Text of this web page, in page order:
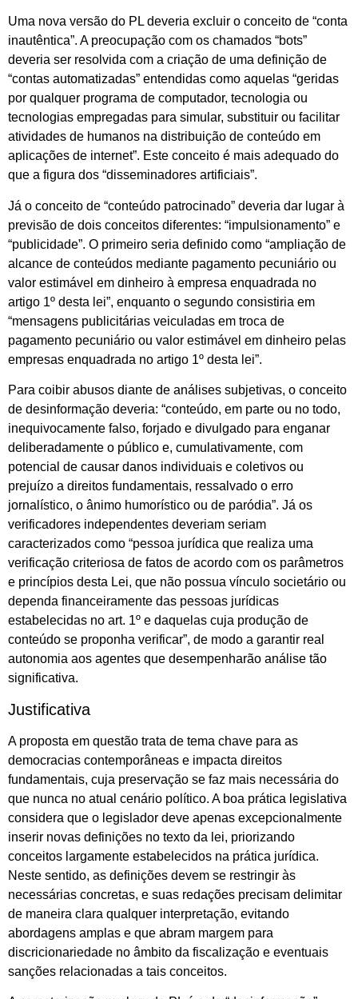
Uma nova versão do PL deveria excluir o conceito de “conta
inautêntica”. A preocupação com os chamados “bots”
deveria ser resolvida com a criação de uma definição de
“contas automatizadas” entendidas como aquelas “geridas
por qualquer programa de computador, tecnologia ou
tecnologias empregadas para simular, substituir ou facilitar
atividades de humanos na distribuição de conteúdo em
aplicações de internet”. Este conceito é mais adequado do
que a figura dos “disseminadores artificiais”.
Já o conceito de “conteúdo patrocinado” deveria dar lugar à
previsão de dois conceitos diferentes: “impulsionamento” e
“publicidade”. O primeiro seria definido como “ampliação de
alcance de conteúdos mediante pagamento pecuniário ou
valor estimável em dinheiro à empresa enquadrada no
artigo 1º desta lei”, enquanto o segundo consistiria em
“mensagens publicitárias veiculadas em troca de
pagamento pecuniário ou valor estimável em dinheiro pelas
empresas enquadrada no artigo 1º desta lei”.
Para coibir abusos diante de análises subjetivas, o conceito
de desinformação deveria: “conteúdo, em parte ou no todo,
inequivocamente falso, forjado e divulgado para enganar
deliberadamente o público e, cumulativamente, com
potencial de causar danos individuais e coletivos ou
prejuízo a direitos fundamentais, ressalvado o erro
jornalístico, o ânimo humorístico ou de paródia”. Já os
verificadores independentes deveriam seriam
caracterizados como “pessoa jurídica que realiza uma
verificação criteriosa de fatos de acordo com os parâmetros
e princípios desta Lei, que não possua vínculo societário ou
dependa financeiramente das pessoas jurídicas
estabelecidas no art. 1º e daquelas cuja produção de
conteúdo se proponha verificar”, de modo a garantir real
autonomia aos agentes que desempenharão análise tão
significativa.
Justificativa
A proposta em questão trata de tema chave para as
democracias contemporâneas e impacta direitos
fundamentais, cuja preservação se faz mais necessária do
que nunca no atual cenário político. A boa prática legislativa
considera que o legislador deve apenas excepcionalmente
inserir novas definições no texto da lei, priorizando
conceitos largamente estabelecidos na prática jurídica.
Neste sentido, as definições devem se restringir às
necessárias concretas, e suas redações precisam delimitar
de maneira clara qualquer interpretação, evitando
abordagens amplas e que abram margem para
discricionariedade no âmbito da fiscalização e eventuais
sanções relacionadas a tais conceitos.